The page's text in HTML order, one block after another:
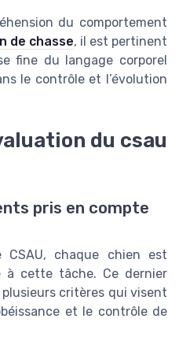
du comportement
de chasse, il est pertinent
fine du langage corporel
le contrôle et l’évolution
du csau
pris en compte
chaque chien est
à cette tâche. Ce dernier
critères qui visent
et le contrôle de